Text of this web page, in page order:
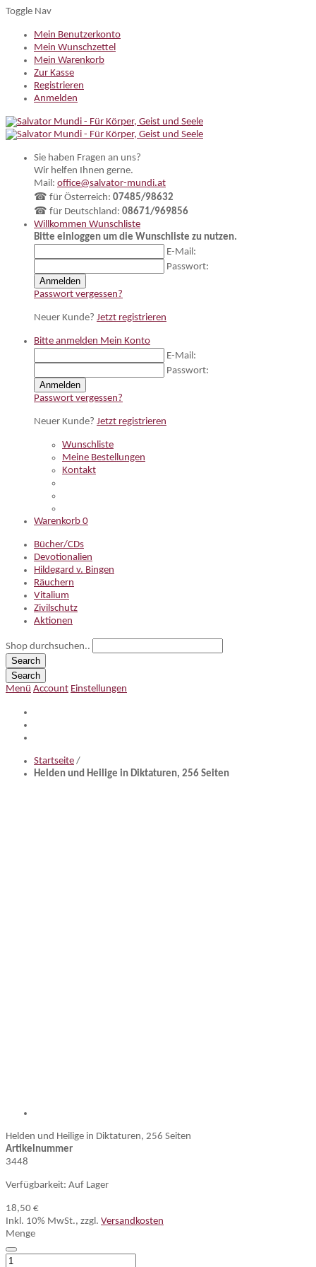
Toggle Nav
Mein Benutzerkonto
Mein Wunschzettel
Mein Warenkorb
Zur Kasse
Registrieren
Anmelden
Sie haben Fragen an uns?
Wir helfen Ihnen gerne.
Mail: office@salvator-mundi.at
☎ für Österreich: 07485/98632
☎ für Deutschland: 08671/969856
Willkommen Wunschliste
Bitte einloggen um die Wunschliste zu nutzen.
E-Mail:
Passwort:
Anmelden
Passwort vergessen?
Neuer Kunde? Jetzt registrieren
Bitte anmelden Mein Konto
E-Mail:
Passwort:
Anmelden
Passwort vergessen?
Neuer Kunde? Jetzt registrieren
Wunschliste
Meine Bestellungen
Kontakt
Warenkorb 0
Bücher/CDs
Devotionalien
Hildegard v. Bingen
Räuchern
Vitalium
Zivilschutz
Aktionen
Shop durchsuchen..
Search
Search
Menü Account Einstellungen
Startseite /
Helden und Heilige in Diktaturen, 256 Seiten
Helden und Heilige in Diktaturen, 256 Seiten
Artikelnummer
3448
Verfügbarkeit: Auf Lager
18,50 €
Inkl. 10% MwSt., zzgl. Versandkosten
Menge